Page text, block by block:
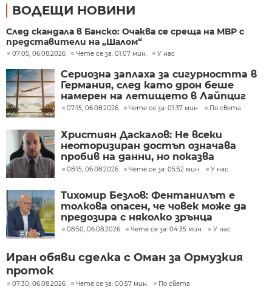
ВОДЕЩИ НОВИНИ
След скандала в Банско: Очаква се среща на МВР с
представители на „Шалом“
07:05, 06.08.2026 Чете се за: 01:07 мин. У нас
Сериозна заплаха за сигурността в
Германия, след като дрон беше
намерен на летището в Лайпциг
07:15, 06.08.2026 Чете се за: 01:37 мин. По света
Християн Даскалов: Не всеки
неоторизиран достъп означава
пробив на данни, но показва
сериозни пропуски в
08:15, 06.08.2026 Чете се за: 05:52 мин. У нас
Тихомир Безлов: Фентанилът е
толкова опасен, че човек може да
предозира с няколко зрънца
08:50, 06.08.2026 Чете се за: 04:35 мин. У нас
Иран обяви сделка с Оман за Ормузкия
проток
07:30, 06.08.2026 Чете се за: 00:57 мин. По света